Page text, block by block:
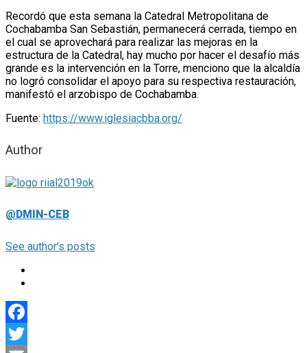
Recordó que esta semana la Catedral Metropolitana de
Cochabamba San Sebastián, permanecerá cerrada, tiempo en
el cual se aprovechará para realizar las mejoras en la
estructura de la Catedral, hay mucho por hacer el desafío más
grande es la intervención en la Torre, menciono que la alcaldía
no logró consolidar el apoyo para su respectiva restauración,
manifestó el arzobispo de Cochabamba.
Fuente: https://www.iglesiacbba.org/
Author
@DMIN-CEB
See author's posts
Facebook